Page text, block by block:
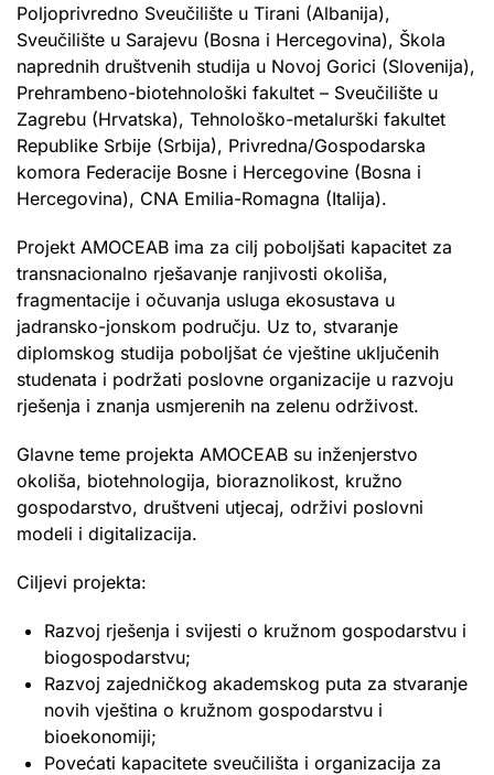
Poljoprivredno Sveučilište u Tirani (Albanija),
Sveučilište u Sarajevu (Bosna i Hercegovina), Škola
naprednih društvenih studija u Novoj Gorici (Slovenija),
Prehrambeno-biotehnološki fakultet – Sveučilište u
Zagrebu (Hrvatska), Tehnološko-metalurški fakultet
Republike Srbije (Srbija), Privredna/Gospodarska
komora Federacije Bosne i Hercegovine (Bosna i
Hercegovina), CNA Emilia-Romagna (Italija).
Projekt AMOCEAB ima za cilj poboljšati kapacitet za
transnacionalno rješavanje ranjivosti okoliša,
fragmentacije i očuvanja usluga ekosustava u
jadransko-jonskom području. Uz to, stvaranje
diplomskog studija poboljšat će vještine uključenih
studenata i podržati poslovne organizacije u razvoju
rješenja i znanja usmjerenih na zelenu održivost.
Glavne teme projekta AMOCEAB su inženjerstvo
okoliša, biotehnologija, bioraznolikost, kružno
gospodarstvo, društveni utjecaj, održivi poslovni
modeli i digitalizacija.
Ciljevi projekta:
Razvoj rješenja i svijesti o kružnom gospodarstvu i
biogospodarstvu;
Razvoj zajedničkog akademskog puta za stvaranje
novih vještina o kružnom gospodarstvu i
bioekonomiji;
Povećati kapacitete sveučilišta i organizacija za